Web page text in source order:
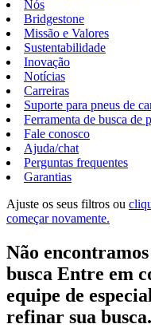
Nós
Bridgestone
Missão e Valores
Sustentabilidade
Inovação
Notícias
Carreiras
Suporte para pneus de
Ferramenta de busca de
Fale conosco
Ajuda/chat
Perguntas frequentes
Garantias
Ajuste os seus filtros ou
começar novamente.
Não
busca Entre em
equipe de
refinar sua busca.